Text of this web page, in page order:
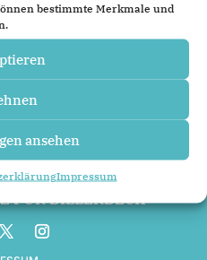
bestimmte Merkmale und
ansehen
Impressum
FÜR BILLERBECK